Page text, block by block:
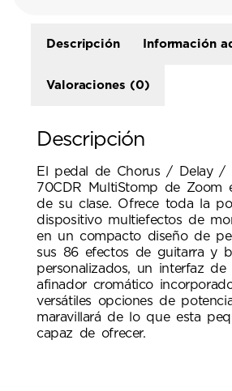
Descripción Información
Valoraciones (0)
Descripción
El pedal de Chorus / Delay /
70CDR MultiStomp de Zoom
de su clase. Ofrece toda la
dispositivo multiefectos de
en un compacto diseño de
sus 86 efectos de guitarra y
personalizados, un interfaz de
afinador cromático
versátiles opciones de
maravillará de lo que esta
capaz de ofrecer.